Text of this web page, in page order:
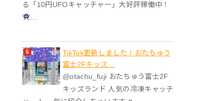
る「10円UFOキャッチャー」大好評稼働中！
TikTok更新しました！おたちゅう
富士2Fキッズ...
@otachu_fuji おたちゅう富士2F
キッズランド 人気の冷凍キャッチ